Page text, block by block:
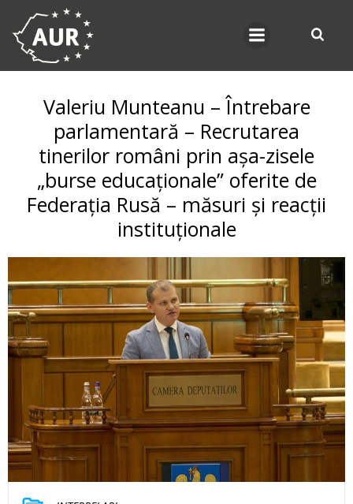
Valeriu Munteanu – Întrebare
parlamentară – Recrutarea
tinerilor români prin așa-zisele
„burse educaționale” oferite de
Federația Rusă – măsuri și reacții
instituționale